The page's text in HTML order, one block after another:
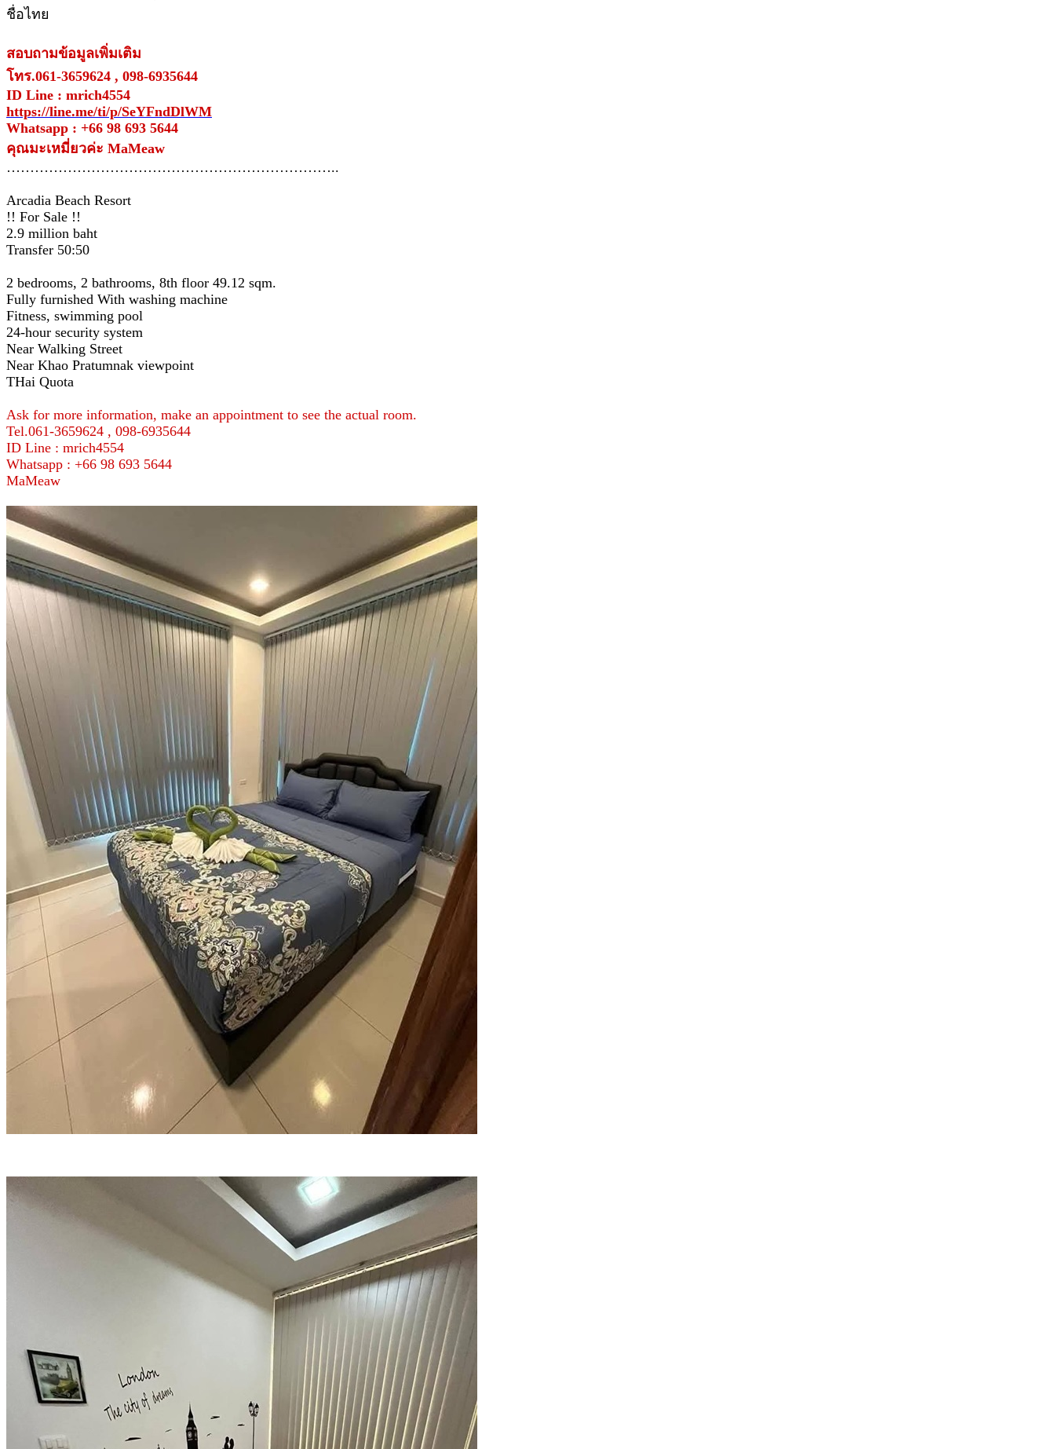
ชื่อไทย
สอบถามข้อมูลเพิ่มเติม
โทร.061-3659624 , 098-6935644
ID Line : mrich4554
https://line.me/ti/p/SeYFndDlWM
Whatsapp : +66 98 693 5644
คุณมะเหมี่ยวค่ะ MaMeaw
……………………………………………………………..
Arcadia Beach Resort
!! For Sale !!
2.9 million baht
Transfer 50:50
2 bedrooms, 2 bathrooms, 8th floor 49.12 sqm.
Fully furnished With washing machine
Fitness, swimming pool
24-hour security system
Near Walking Street
Near Khao Pratumnak viewpoint
THai Quota
Ask for more information, make an appointment to see the actual room.
Tel.061-3659624 , 098-6935644
ID Line : mrich4554
Whatsapp : +66 98 693 5644
MaMeaw